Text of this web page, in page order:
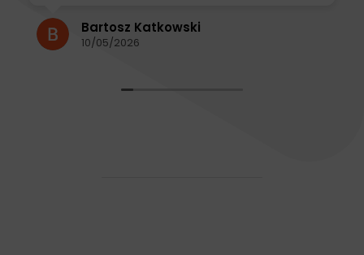
Bartosz Katkowski
10/05/2026